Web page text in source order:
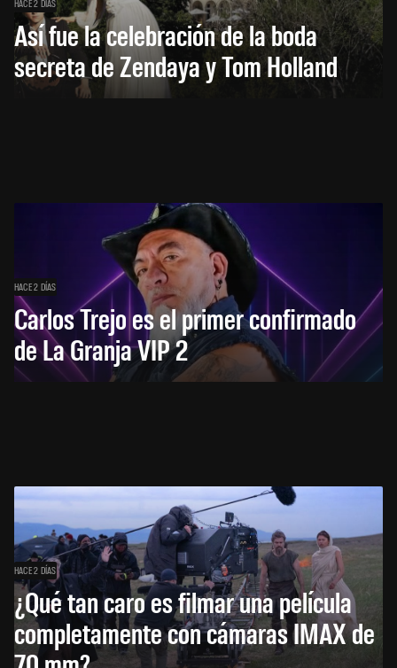
HACE 2 DÍAS
Así fue la celebración de la boda
secreta de Zendaya y Tom Holland
HACE 2 DÍAS
Carlos Trejo es el primer confirmado
de La Granja VIP 2
HACE 2 DÍAS
¿Qué tan caro es filmar una película
completamente con cámaras IMAX de